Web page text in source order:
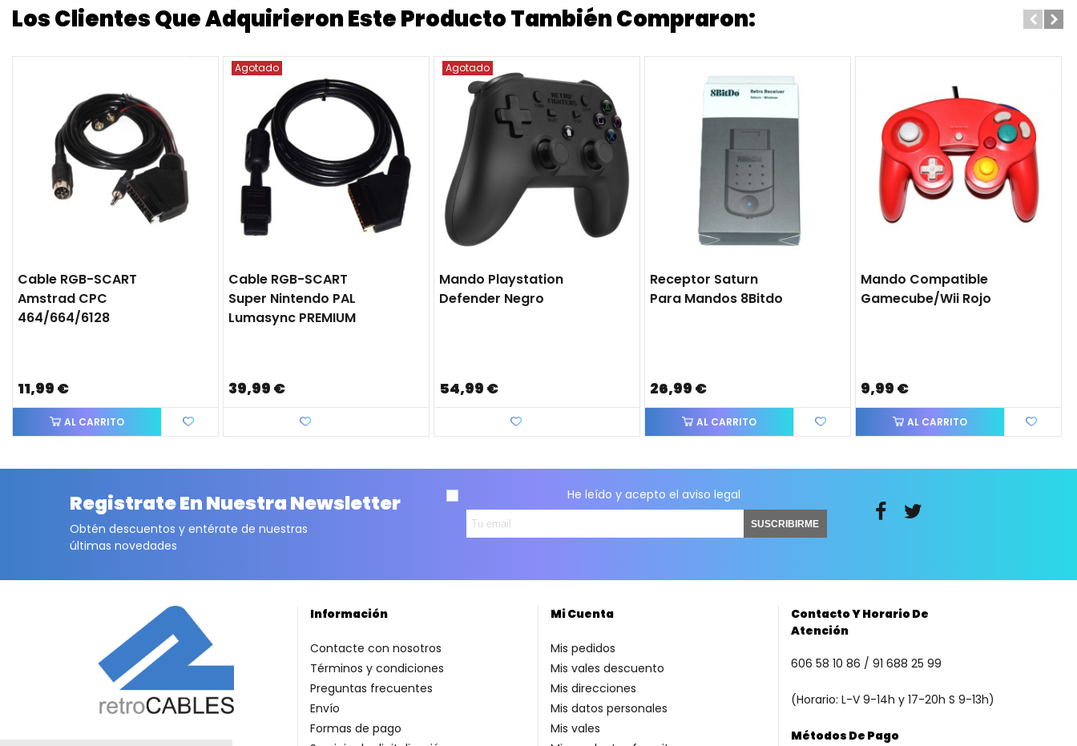
Los Clientes Que Adquirieron Este Producto También Compraron:
Cable RGB-SCART
Amstrad CPC
464/664/6128
11,99 €
AL CARRITO
Agotado
Cable RGB-SCART
Super Nintendo PAL
Lumasync PREMIUM
39,99 €
Agotado
Mando Playstation
Defender Negro
54,99 €
Receptor Saturn
Para Mandos 8Bitdo
26,99 €
AL CARRITO
Mando Compatible
Gamecube/Wii Rojo
9,99 €
AL CARRITO
Registrate En Nuestra Newsletter
Obtén descuentos y entérate de nuestras
últimas novedades
He leído y acepto elaviso legal
SUSCRIBIRME
Contacto Y Horario De
Atención
606 58 10 86 / 91 688 25 99
(Horario: L-V 9-14h y 17-20h S 9-13h)
Métodos De Pago
Información
Contacte con nosotros
Términos y condiciones
Preguntas frecuentes
Envío
Formas de pago
Mi Cuenta
Mis pedidos
Mis vales descuento
Mis direcciones
Mis datos personales
Mis vales